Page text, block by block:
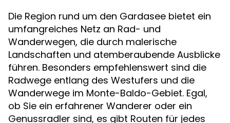
Die Region rund um den Gardasee bietet ein
umfangreiches Netz an Rad- und
Wanderwegen, die durch malerische
Landschaften und atemberaubende Ausblicke
führen. Besonders empfehlenswert sind die
Radwege entlang des Westufers und die
Wanderwege im Monte-Baldo-Gebiet. Egal,
ob Sie ein erfahrener Wanderer oder ein
Genussradler sind, es gibt Routen für jedes